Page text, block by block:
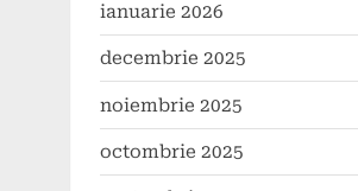
ianuarie 2026
decembrie 2025
noiembrie 2025
octombrie 2025